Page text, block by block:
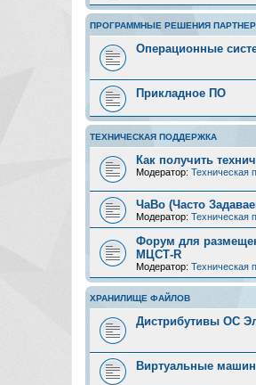
ПРОГРАММНЫЕ РЕШЕНИЯ
Операционные
Прикладное ПО
ТЕХНИЧЕСКАЯ ПОДДЕРЖКА
Как получить
Модератор: Техническая
ЧаВо (Часто
Модератор: Техническая
Форум для
МЦСТ-R
Модератор: Техническая
ХРАНИЛИЩЕ ФАЙЛОВ
Дистрибутивы ОС
Виртуальные